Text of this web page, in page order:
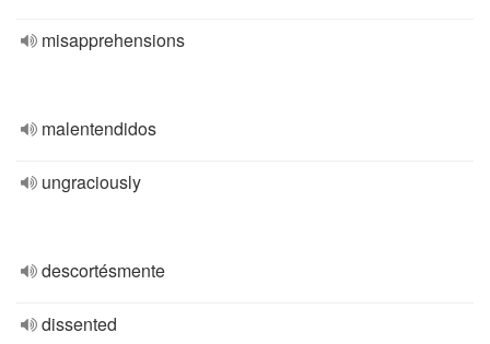
misapprehensions
malentendidos
ungraciously
descortésmente
dissented